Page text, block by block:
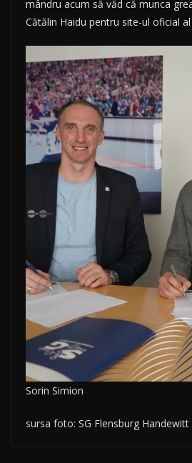
mândru acum să văd că munca
Cătălin Haidu pentru site-ul oficial
Sorin Simion
sursa foto: SG Flensburg Handewitt